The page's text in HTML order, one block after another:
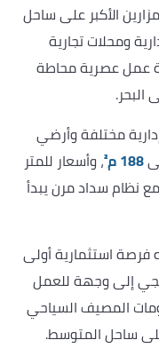
الأكبر على ساحل
ومحلات تجارية
عمل عصرية محاطة
البحر.
مختلفة وأرضي
188 م²
، وأسعار للمتر
مع نظام سداد مرن يبدأ
عام 2026، ما يجعله فرصة استثمارية أولى
إلى وجهة للعمل
المصيف السياحي
ساحل المتوسط.